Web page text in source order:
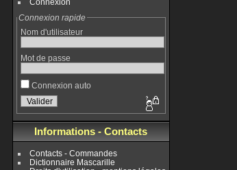
Connexion rapide
Nom d'utilisateur
Mot de passe
Connexion auto
Informations - Contacts
Contacts - Commandes
Dictionnaire Mascarille